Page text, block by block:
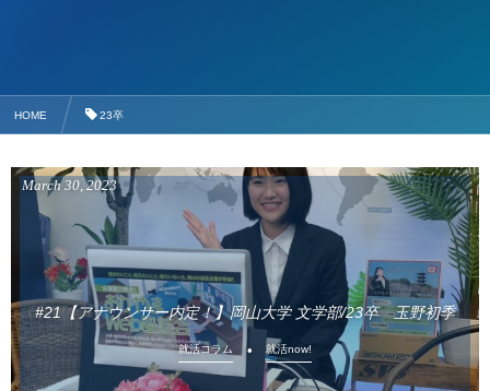
HOME 23卒
#21【アナウンサー内定！】岡山大学 文学部/23卒 玉野初季
March 30,2023
就活コラム 就活now!